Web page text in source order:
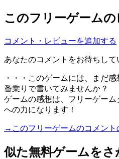
このフリーゲーム
コメント・レビューを追加する
あなたのコメントをお待ちして
・・・このゲームには、まだ
番乗りで書いてみませんか？
ゲームの感想は、フリーゲー
への力になります！
→このフリーゲームのコメント
似た無料ゲームをさ